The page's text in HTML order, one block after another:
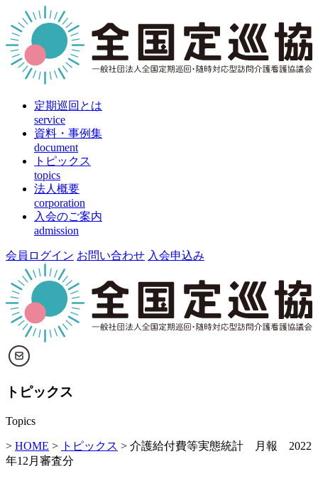
定期巡回とは
service
資料・事例集
document
トピックス
topics
法人概要
corporation
入会のご案内
admission
会員ログイン お問い合わせ 入会申込み
トピックス
Topics
> HOME > トピックス > 介護給付費等実態統計 月報 2022
年12月審査分